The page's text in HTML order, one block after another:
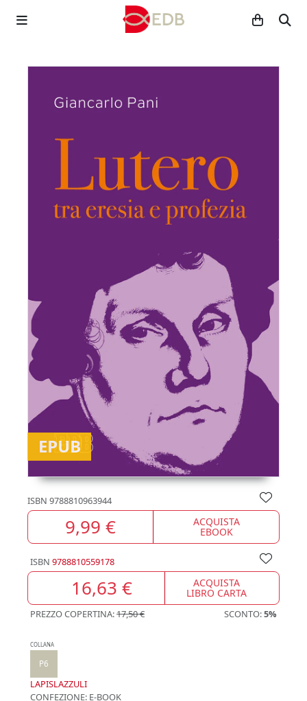
EPUB
ISBN 9788810963944
9,99 € ACQUISTA
EBOOK
ISBN 9788810559178
16,63 € ACQUISTA
LIBRO CARTA
PREZZO COPERTINA:17,50 € SCONTO:5%
COLLANA
P6
LAPISLAZZULI
CONFEZIONE: E-BOOK